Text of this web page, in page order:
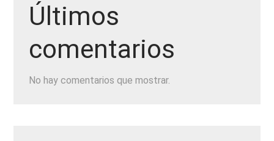
Últimos
comentarios
No hay comentarios que mostrar.